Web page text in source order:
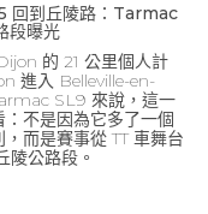
回到丘陵路：Tarmac
段曝光
的 21 公里個人計
進入 Belleville-en-
SL9 來說，這一
不是因為它多了一個
而是賽事從 TT 車舞台
陵公路段。